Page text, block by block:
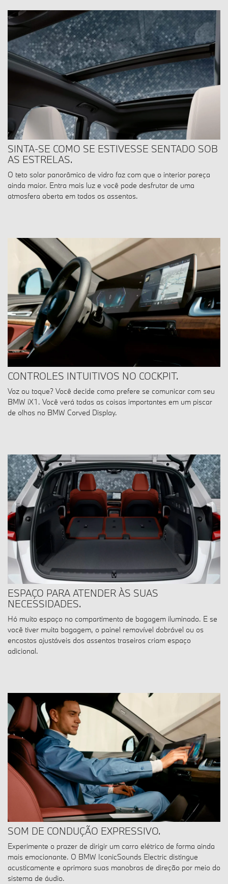
SINTA-SE COMO SE ESTIVESSE SENTADO SOB
AS ESTRELAS.
O teto solar panorâmico de vidro faz com que o interior pareça
ainda maior. Entra mais luz e você pode desfrutar de uma
atmosfera aberta em todos os assentos.
CONTROLES INTUITIVOS NO COCKPIT.
Voz ou toque? Você decide como prefere se comunicar com seu
BMW iX1. Você verá todas as coisas importantes em um piscar
de olhos no BMW Corved Display.
ESPAÇO PARA ATENDER ÀS SUAS
NECESSIDADES.
Hó muito espaço no compartimento de bagagem iluminado. E se
você tiver muita bagagem, o painel removível dobrável ou os
encostos ajustáveis dos assentos traseiros criam espaço
adicional.
SOM DE CONDUÇÃO EXPRESSIVO.
Experimente o prazer de dirigir um carro elétrico de forma ainda
mais emocionante. O BMW IconicSounds Electric distingue
acusticamente e aprimora suas manobras de direção por meio do
sistema de áudio.